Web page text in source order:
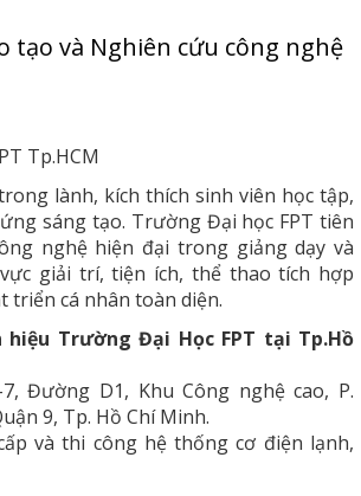
tạo và Nghiên cứu công nghệ
Tp.HCM
lành, kích thích sinh viên học tập,
sáng tạo. Trường Đại học FPT tiên
nghệ hiện đại trong giảng dạy và
giải trí, tiện ích, thể thao tích hợp
triển cá nhân toàn diện.
hiệu Trường Đại Học FPT tại Tp.Hồ
Đường D1, Khu Công nghệ cao, P.
9, Tp. Hồ Chí Minh.
và thi công hệ thống cơ điện lạnh,